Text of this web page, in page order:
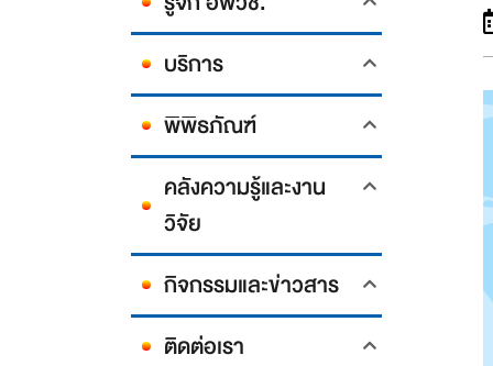
บริการ
พิพิธภัณฑ์
คลังความรู้และงาน
วิจัย
กิจกรรมและข่าวสาร
ติดต่อเรา